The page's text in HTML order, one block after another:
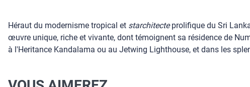
Héraut du modernisme tropical et starchitecteprolifique du Sri
œuvre unique, riche et vivante, dont témoignent sa résidence de
à l'Heritance Kandalama ou au Jetwing Lighthouse, et dans les